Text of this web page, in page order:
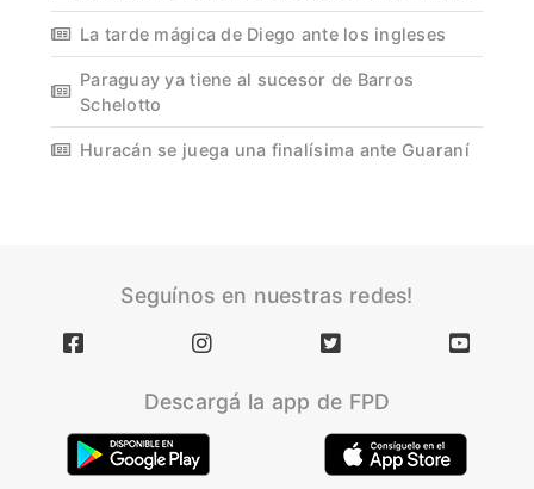
La tarde mágica de Diego ante los ingleses
Paraguay ya tiene al sucesor de Barros
Schelotto
Huracán se juega una finalísima ante Guaraní
Seguínos en nuestras redes!
Descargá la app de FPD